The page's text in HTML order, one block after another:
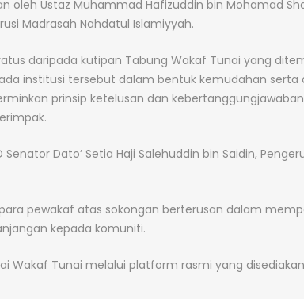
oleh Ustaz Muhammad Hafizuddin bin Mohamad
Madrasah Nahdatul Islamiyyah.
daripada kutipan Tabung Wakaf Tunai yang
institusi tersebut dalam bentuk kemudahan
prinsip ketelusan dan
Dato’ Setia Haji Salehuddin bin Saidin,
pewakaf atas sokongan berterusan dalam
kepada komuniti.
Wakaf Tunai melalui platform rasmi yang